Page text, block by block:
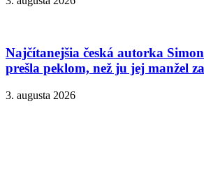
Najčítanejšia česká autorka
prešla peklom, než ju jej manžel
3. augusta 2026